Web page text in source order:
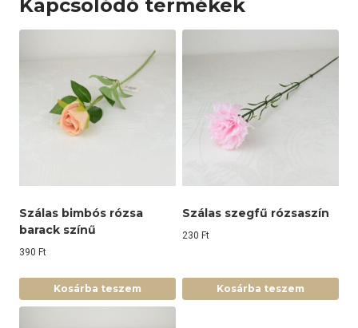
Kapcsolódó termékek
Szálas bimbós rózsa
barack színű
390 Ft
Kosárba teszem
Szálas szegfű rózsaszín
230 Ft
Kosárba teszem